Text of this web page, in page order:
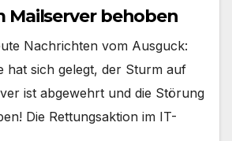
Mailserver behoben
Nachrichten vom Ausguck:
hat sich gelegt, der Sturm auf
ist abgewehrt und die Störung
Die Rettungsaktion im IT-